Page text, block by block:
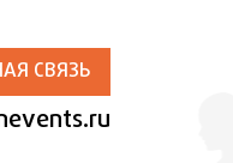
СВЯЗЬ